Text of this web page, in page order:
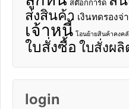
ส่งสินค้า เงินทดรองจ่
เจ้าหนี้ โอนย้ายสินค้าคงค
ใบสั่งซื้อใบสั่งผลิ
login